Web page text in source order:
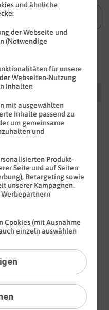
und ähnliche
der Webseite und
(Notwendige
für unsere
Webseiten-Nutzung
Inhalten
mit ausgewählten
Inhalte passend zu
um gemeinsame
und
Produkt-
Seite und auf Seiten
Retargeting sowie
unserer Kampagnen.
Cookies (mit Ausnahme
einzeln auswählen